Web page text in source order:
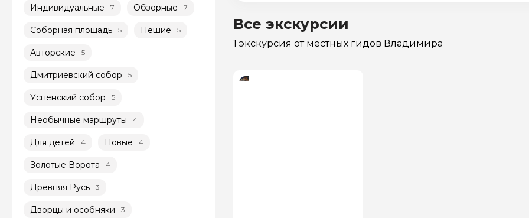
Индивидуальные 7 Обзорные 7
Соборная площадь 5 Пешие 5
Авторские 5
Дмитриевский собор 5
Успенский собор 5
Необычные маршруты 4
Для детей 4 Новые 4
Золотые Ворота 4
Древняя Русь 3
Дворцы и особняки 3
Все экскурсии
1 экскурсия от местных гидов Владимира